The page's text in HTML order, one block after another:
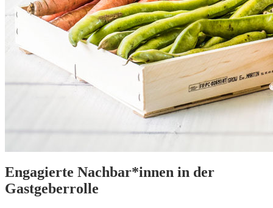
Engagierte Nachbar*innen in der
Gastgeberrolle